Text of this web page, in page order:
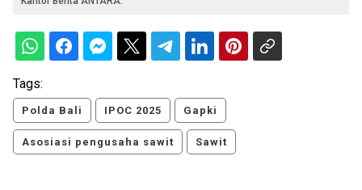
Tags:
Polda Bali IPOC 2025 Gapki
Asosiasi pengusaha sawit Sawit